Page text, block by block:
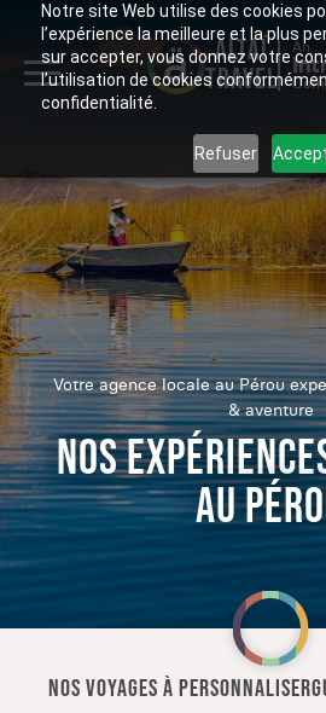
Notre site Web utilise des cookies
l’expérience la meilleure et la plus
sur accepter, vous donnez votre
l’utilisation de cookies
confidentialité.
Refuser
ALTAÏ
TRAVEL
An
Votre agence locale au Pérou
& aventure
NOS
AU
NOS VOYAGES À PERSONNALISER